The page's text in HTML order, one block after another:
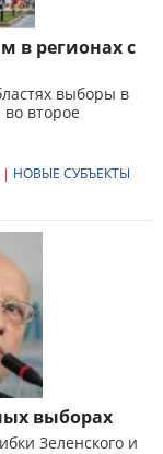
в регионах с
выборы в
второе
| НОВЫЕ СУБЪЕКТЫ
выборах
Зеленского и